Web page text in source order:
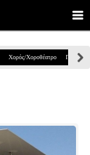
Χορός/Χοροθέατρο Παιδικά